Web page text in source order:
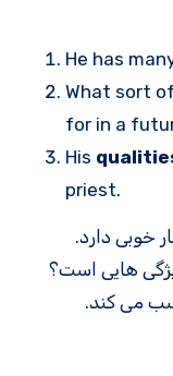
He has
What sort of
for in a
His
priest.
خوبی دارد.
هایی است؟
می کند.